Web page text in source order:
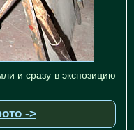
и сразу в экспозицию
->